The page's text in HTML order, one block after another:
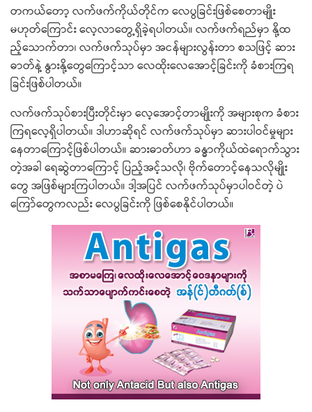
တကယ်တော့ လက်ဖက်ကိုယ်တိုင်က လေပွခြင်းဖြစ်စေတာမျိုး
မဟုတ်ကြောင်း လေ့လာတွေ့ရှိခဲ့ရပါတယ်။ လက်ဖက်ရည်မှာ နို့ထ
ည့်သောက်တာ၊ လက်ဖက်သုပ်မှာ အငန်များလွန်းတာ စသဖြင့် ဆား
ဓာတ်နဲ့ နွားနို့တွေကြောင့်သာ လေထိုးလေအောင့်ခြင်းကို ခံစားကြရ
ခြင်းဖြစ်ပါတယ်။
လက်ဖက်သုပ်စားပြီးတိုင်းမှာ လေ့အောင့်တာမျိုးကို အများစုက ခံစား
ကြရလေ့ရှိပါတယ်။ ဒါဟာဆိုရင် လက်ဖက်သုပ်မှာ ဆားပါဝင်မှုများ
နေတာကြောင့်ဖြစ်ပါတယ်။ ဆားဓာတ်ဟာ ခန္ဓာကိုယ်ထဲရောက်သွား
တဲ့အခါ ရေဆွဲတာကြောင့် ပြည့်အင့်သလို၊ ဗိုက်တောင့်နေသလိုမျိုး
တွေ အဖြစ်များကြပါတယ်။ ဒါ့အပြင် လက်ဖက်သုပ်မှာပါဝင်တဲ့ ပဲ
ကြော်တွေကလည်း လေပွခြင်းကို ဖြစ်စေနိုင်ပါတယ်။